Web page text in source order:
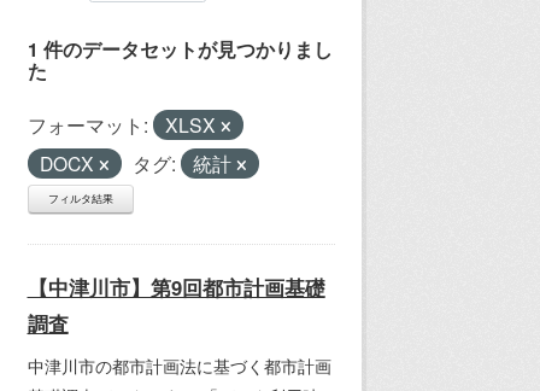
1 件のデータセットが見つかりまし
た
フォーマット:
XLSX
DOCX
タグ: 統計
フィルタ結果
【中津川市】第9回都市計画基礎
調査
中津川市の都市計画法に基づく都市計画